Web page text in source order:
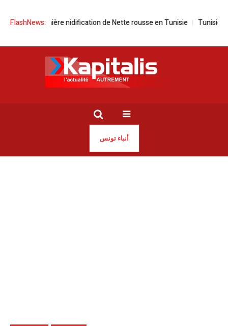
FlashNews:
la première nidification de Nette rousse en Tunisie Tunisie |
أنباء تونس